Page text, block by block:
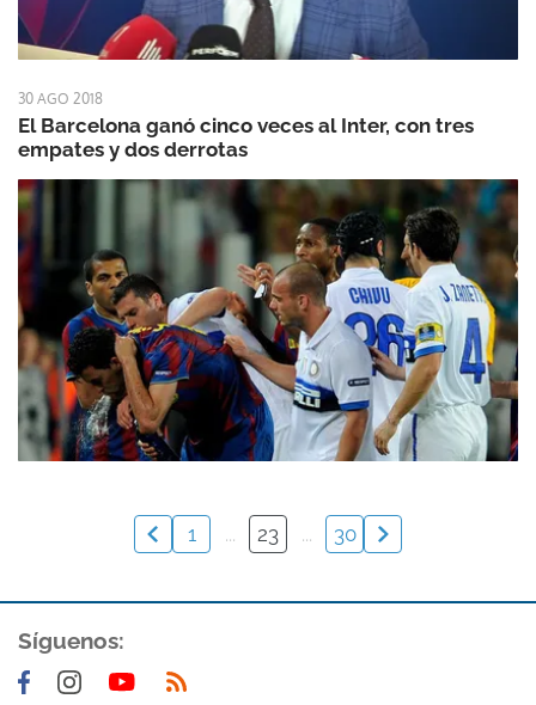
30 AGO 2018
El Barcelona ganó cinco veces al Inter, con tres
empates y dos derrotas
1 ... 23 ... 30
Síguenos: